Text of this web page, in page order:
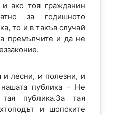
и ако тоя гражданин
за годишното
то и в такъв случай
премълчите и да не
и лесни, и полезни, и
публика - Не
публика.За тая
и шопските